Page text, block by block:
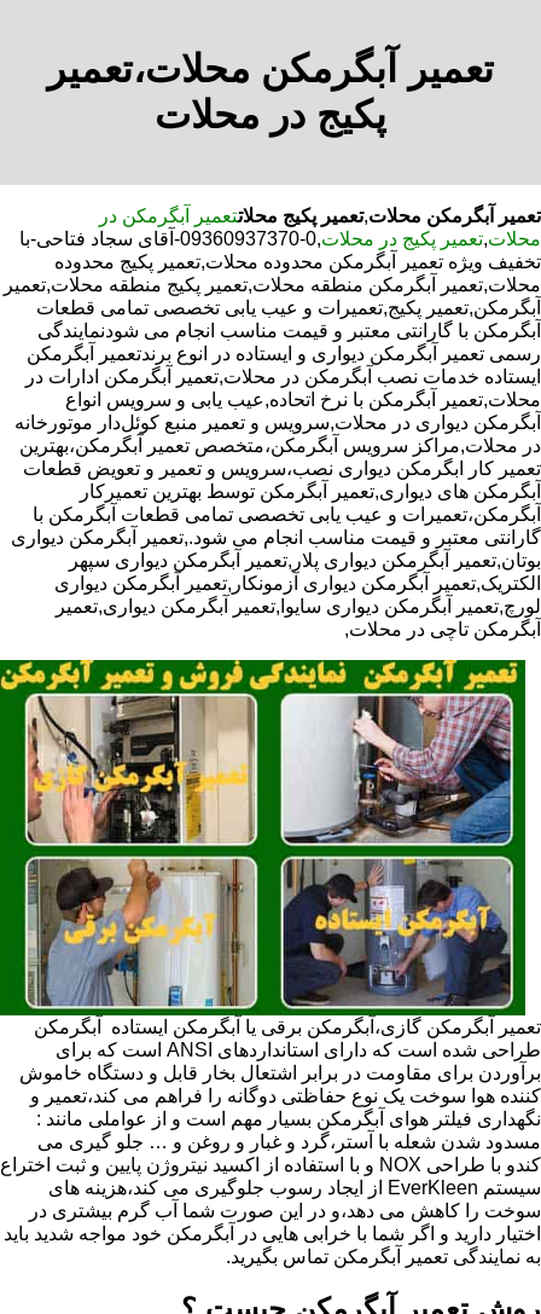
تعمیر آبگرمکن محلات،تعمیر
پکیج در محلات
تعمیر آبگرمکن محلات,تعمیر پکیج محلاتتعمیر آبگرمکن در
محلات,تعمیر پکیج در محلات
,0-09360937370-آقای سجاد فتاحی-با
تخفیف ویژه تعمیر آبگرمکن محدوده محلات,تعمیر پکیج محدوده
محلات,تعمیر آبگرمکن منطقه محلات,تعمیر پکیج منطقه محلات,تعمیر
آبگرمکن,تعمیر پکیج,تعمیرات و عیب یابی تخصصی تمامی قطعات
آبگرمکن با گارانتی معتبر و قیمت مناسب انجام می شودنمایندگی
رسمی تعمیر آبگرمکن دیواری و ایستاده در انوع برندتعمیر آبگرمکن
ایستاده خدمات نصب آبگرمکن در محلات,تعمیر آبگرمکن ادارات در
محلات,تعمیر آبگرمکن با نرخ اتحاده,عیب یابی و سرویس انواع
آبگرمکن دیواری در محلات,سرویس و تعمیر منبع کوئل‌دار موتورخانه
در محلات,مراکز سرویس آبگرمکن،متخصص تعمیر آبگرمکن،بهترین
تعمیر کار ابگرمکن دیواری نصب،سرویس و تعمیر و تعویض قطعات
آبگرمکن های دیواری,تعمیر آبگرمکن توسط بهترین تعمیرکار
آبگرمکن،تعمیرات و عیب یابی تخصصی تمامی قطعات آبگرمکن با
گارانتی معتبر و قیمت مناسب انجام می شود.,تعمیر آبگرمکن دیواری
بوتان,تعمیر آبگرمکن دیواری پلار,تعمیر آبگرمکن دیواری سپهر
الکتریک,تعمیر آبگرمکن دیواری آزمونکار,تعمیر آبگرمکن دیواری
لورچ,تعمیر آبگرمکن دیواری سایوا,تعمیر آبگرمکن دیواری,تعمیر
آبگرمکن تاچی در محلات,
تعمیر آبگرمکن گازی،آبگرمکن برقی یا آبگرمکن ایستاده ​ آبگرمکن
طراحی شده است که دارای استانداردهای ANSI است که برای
برآوردن برای مقاومت در برابر اشتعال بخار قابل و دستگاه خاموش
کننده هوا سوخت یک نوع حفاظتی دوگانه را فراهم می کند،تعمیر و
نگهداری فیلتر هوای آبگرمکن بسیار مهم است و از عواملی مانند :
مسدود شدن شعله با آستر،گرد و غبار و روغن و … جلو گیری می
کندو با طراحی NOX و با استفاده از اکسید نیتروژن پایین و ثبت اختراع
سیستم EverKleen از ایجاد رسوب جلوگیری می کند،هزینه های
سوخت را کاهش می دهد،و در این صورت شما آب گرم بیشتری در
اختیار دارید و اگر شما با خرابی هایی در آبگرمکن خود مواجه شدید باید
به نمایندگی تعمیر آبگرمکن تماس بگیرید.